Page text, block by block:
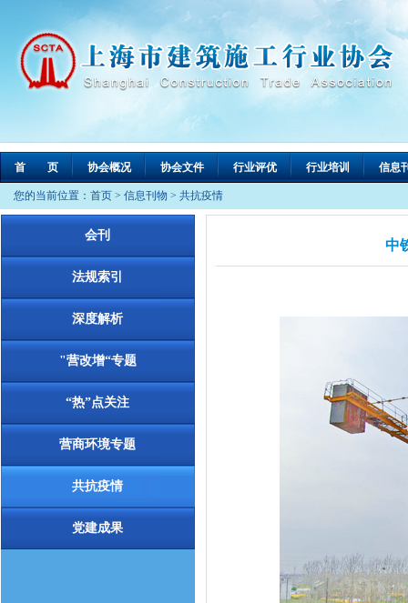
首 页 协会概况 协会文件 行业评优 行业培训 信息
您的当前位置： 首页 > 信息刊物 > 共抗疫情
会刊
法规索引
深度解析
"营改增“专题
“热”点关注
营商环境专题
共抗疫情
党建成果
中